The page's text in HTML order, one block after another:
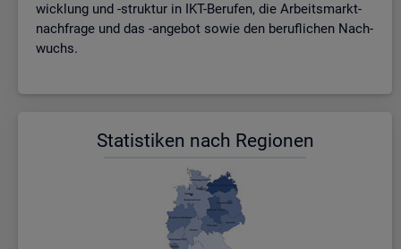
wick­lung und -struk­tur in IKT-Be­ru­fen, die Ar­beits­markt­
nach­fra­ge und das -an­ge­bot sowie den be­ruf­li­chen Nach­
wuchs.
Sta­tis­ti­ken nach Re­gio­nen